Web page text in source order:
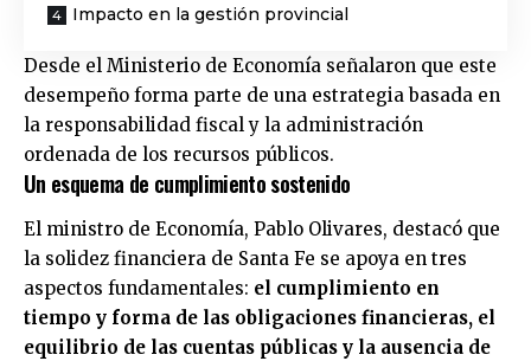
Impacto en la gestión provincial
Desde el Ministerio de Economía señalaron que este
desempeño forma parte de una estrategia basada en
la responsabilidad fiscal y la administración
ordenada de los recursos públicos.
Un esquema de cumplimiento sostenido
El ministro de Economía, Pablo Olivares, destacó que
la solidez financiera de Santa Fe se apoya en tres
aspectos fundamentales: el cumplimiento en
tiempo y forma de las obligaciones financieras, el
equilibrio de las cuentas públicas y la ausencia de